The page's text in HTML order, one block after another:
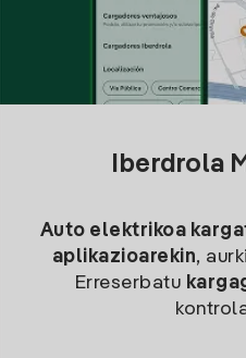
Iberdrola
Auto elektrikoa
aplikazioarekin,
Erreserbatu